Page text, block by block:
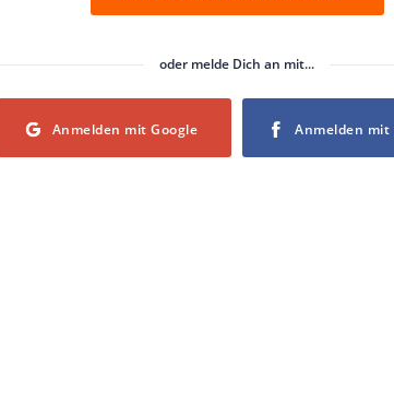
oder melde Dich an mit...